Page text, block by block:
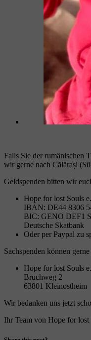
Falls Sie der rumänischen
wir gerne nach Călărași
Geldspenden bitten wir
Hope for lost Souls
IBAN: DE44 8306
BIC: GENO DEF1
Deutsche Skatbank
Oder per Paypal zu
Sachspenden können
Hope for lost Souls
Bruchweg 2
63801 Kleinostheim
Wir bedanken uns jetzt
Ihr Team von Hope for lost